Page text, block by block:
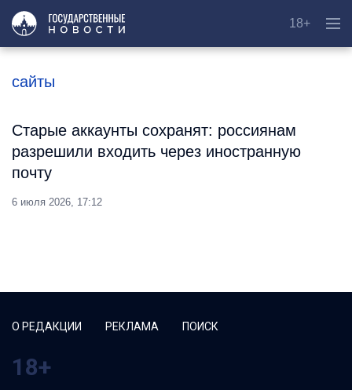
18+
сайты
Старые аккаунты сохранят: россиянам
разрешили входить через иностранную
почту
6 июля 2026, 17:12
О РЕДАКЦИИ РЕКЛАМА ПОИСК
18+